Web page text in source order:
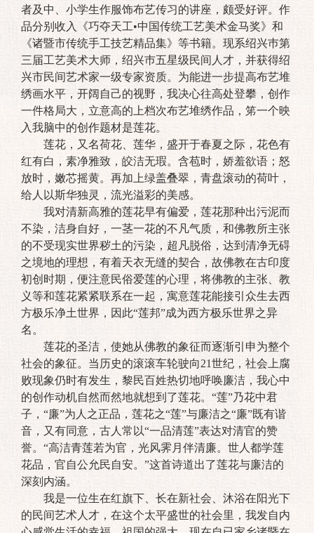
者及中、小学生作服饰布艺传习的讲座，颇受好评。作
品分别收入《巧夺天工•中国传统工艺美术金马奖》和
《诸暨市传统手工技艺精品集》等书籍。现系绍兴巿第
三届工艺美术大师，绍兴巿五星级民间人才，并获得绍
兴市民间艺术家一级专家资质。为能进一步提高布艺堆
绣画水平，开阔自己的视野，我决心往高处登攀，创作
一件格局大，立意高的上档次布艺堆绣作品，笫一个映
入我脑中的创作题材是莲花。
莲花，又名荷花、莲华，盛开于春夏之际，花色有
红有白，素净雅致，皎洁无瑕。含苞时，娇羞欲语；怒
放时，嫩芯摇黄。再加上绿盖叠翠，青盘滚动的荷叶，
给人以斯华独灵，流光溢彩的美感。
我对清新高雅的莲花早有偏爱，莲花那种出污泥而
不染，洁身自好，一茎一花的不凡气质，和佛教所主张
的不受现实世界秽土的污染，超凡脱俗，达到清净无碍
之境地的理想，有着天衣无缝的契合，故佛教在古印度
初创时期，便注意民俗爱莲的心理，将佛教的主张、教
义等和莲花紧紧联系在一起，寓意莲花能接引众生去西
方极乐净土世界，因此“莲邦”成为西方极乐世界之异
名。
莲花的圣洁，使她从佛教的象征而逐渐引申为整个
社会的象征。当历史的滚滚车轮驶向21世纪，社会上腐
败现象仍时有发生，黎民百姓热切地呼唤廉洁，我心中
的创作动机自然而然地就想到了莲花。“莲”乃花中君
子，“廉”为人之正品，莲花之“莲”与廉洁之“廉”既有谐
音，又有同意，古人常以“一品清莲”表达对清官的赞
誉。“高洁青莲若为官，光风霁月伴清廉。世人都学莲
花品，官自公允民自安。”这首诗道出了莲花与廉洁的
深刻内涵。
我是一位生在红旗下、长在新社会、沐浴在阳光下
的民间艺术人才，在这个太平盛世的社会里，我发自内